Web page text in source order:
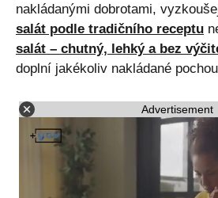
nakládanými dobrotami,
salát podle tradičního receptu
salát – chutný, lehký a bez
doplní jakékoliv nakládané
Advertisement